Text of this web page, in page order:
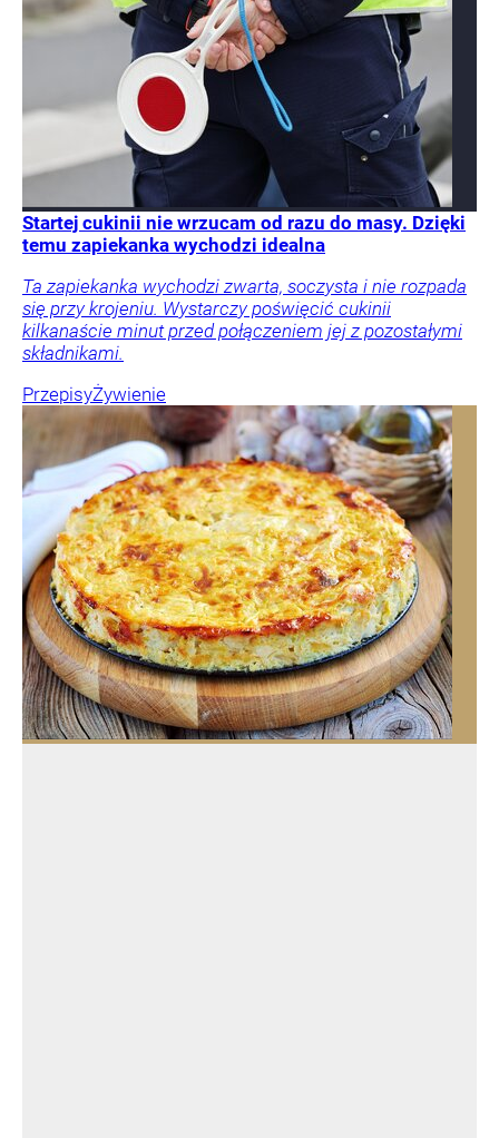
Startej cukinii nie wrzucam od razu do masy. Dzięki
temu zapiekanka wychodzi idealna
Ta zapiekanka wychodzi zwarta, soczysta i nie rozpada
się przy krojeniu. Wystarczy poświęcić cukinii
kilkanaście minut przed połączeniem jej z pozostałymi
składnikami.
PrzepisyŻywienie